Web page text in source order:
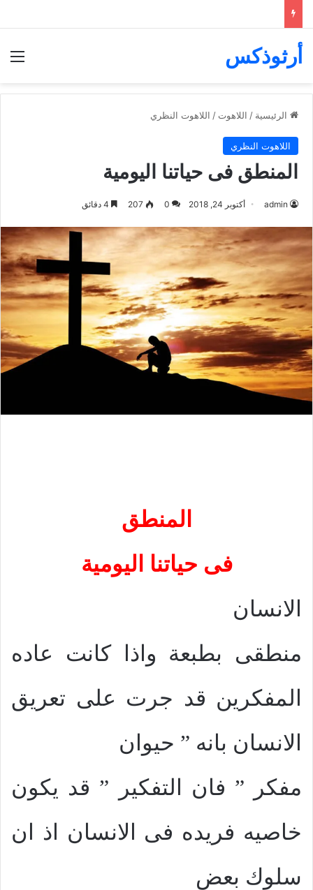
أرثوذكس
الرئيسية / اللاهوت / اللاهوت النظري
اللاهوت النظري
المنطق فى حياتنا اليومية
admin أكتوبر 24, 2018 0
207
المنطق
فى حياتنا اليومية
الانسان
منطقى بطبعة واذا كانت عاده
المفكرين قد جرت على تعريق
الانسان بانه ” حيوان
مفكر ” فان التفكير ” قد يكون
خاصيه فريده فى الانسان اذ ان
سلوك بعض